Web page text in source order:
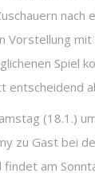
nach
Vorstellung mit
Spiel
entscheidend
(18.1.)
zu Gast bei
am